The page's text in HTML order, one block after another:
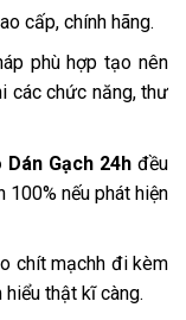
cấp, chính hãng.
phù hợp tạo nên
các chức năng, thư
Dán Gạch 24hđều
100% nếu phát hiện
chít mạchh đi kèm
thật kĩ càng.